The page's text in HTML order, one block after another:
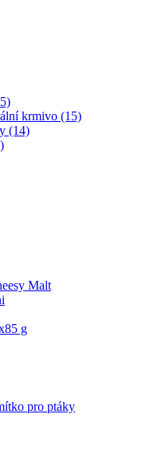
krmivo (15)
(14)
Malt
g
pro ptáky